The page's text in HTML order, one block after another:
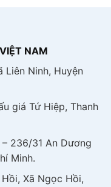
NAM
Liên Ninh, Huyện
giá Tứ Hiệp, Thanh
236/31 An Dương
Minh.
Xã Ngọc Hồi,